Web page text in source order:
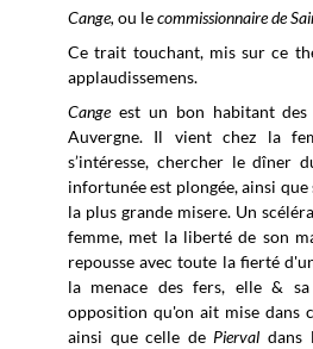
Cange, ou lecommissionnaire de
Ce trait touchant, mis sur ce
applaudissemens.
Cange est un bon habitant
Auvergne. Il vient chez la
s’intéresse, chercher le dîner
infortunée est plongée, ainsi que
la plus grande misere. Un
femme, met la liberté de son
repousse avec toute la fierté
la menace des fers, elle &
opposition qu'on ait mise dans
ainsi que celle de Pierval